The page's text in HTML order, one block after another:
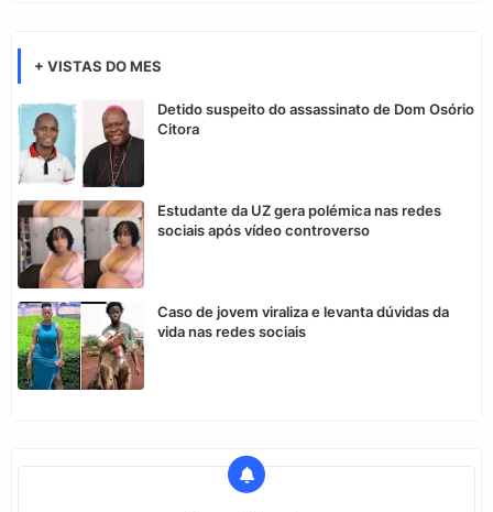
+ VISTAS DO MES
Detido suspeito do assassinato de Dom Osório
Citora
Estudante da UZ gera polémica nas redes
sociais após vídeo controverso
Caso de jovem viraliza e levanta dúvidas da
vida nas redes sociais